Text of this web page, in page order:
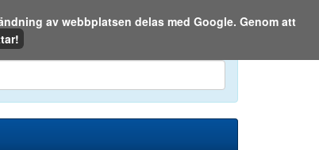
Den 9 augusti 2026
webben:
av webbplatsen delas med Google. Genom att